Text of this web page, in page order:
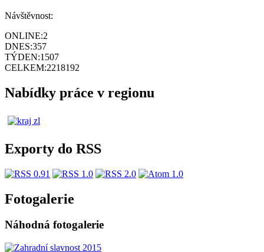
Návštěvnost:
ONLINE:2
DNES:357
TÝDEN:1507
CELKEM:2218192
Nabídky práce v regionu
Exporty do RSS
Fotogalerie
Náhodná fotogalerie